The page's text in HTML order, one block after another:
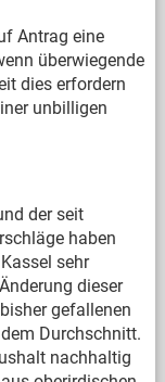
Antrag eine
überwiegende
dies erfordern
unbilligen
der seit
haben
sehr
dieser
gefallenen
Durchschnitt.
nachhaltig